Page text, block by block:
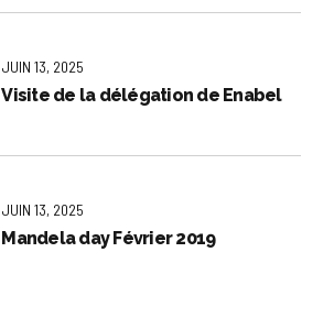
JUIN 13, 2025
Visite de la délégation de Enabel
JUIN 13, 2025
Mandela day Février 2019